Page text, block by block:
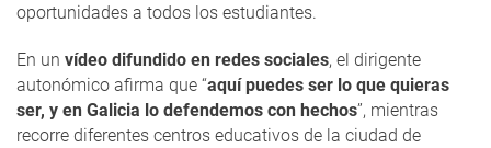
oportunidades a todos los estudiantes.
En un vídeo difundido en redes sociales, el dirigente
autonómico afirma que “aquí puedes ser lo que quieras
ser, y en Galicia lo defendemos con hechos”, mientras
recorre diferentes centros educativos de la ciudad de